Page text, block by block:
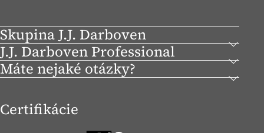
Skupina J.J. Darboven
J.J. Darboven Professional
Máte nejaké otázky?
Certifikácie